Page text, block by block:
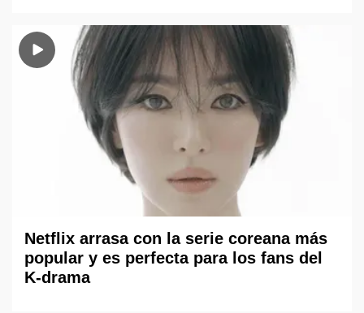
Netflix arrasa con la serie coreana más
popular y es perfecta para los fans del
K-drama